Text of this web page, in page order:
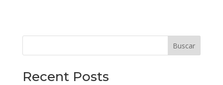
Buscar
Recent Posts